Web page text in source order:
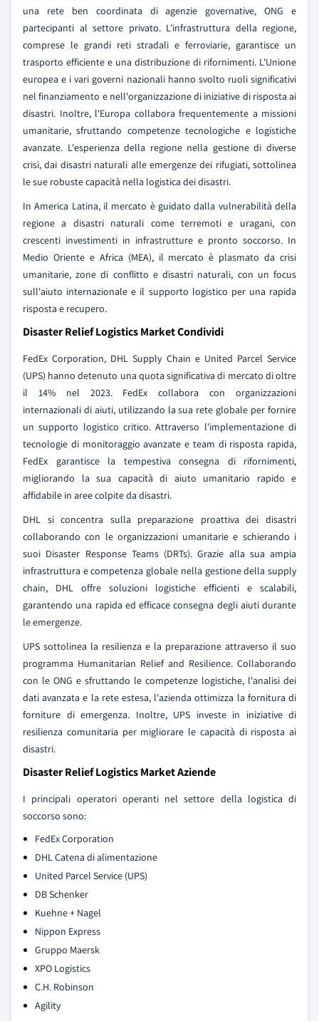
una rete ben coordinata di agenzie governative, ONG e
partecipanti al settore privato. L'infrastruttura della regione,
comprese le grandi reti stradali e ferroviarie, garantisce un
trasporto efficiente e una distribuzione di rifornimenti. L'Unione
europea e i vari governi nazionali hanno svolto ruoli significativi
nel finanziamento e nell'organizzazione di iniziative di risposta ai
disastri. Inoltre, l'Europa collabora frequentemente a missioni
umanitarie, sfruttando competenze tecnologiche e logistiche
avanzate. L'esperienza della regione nella gestione di diverse
crisi, dai disastri naturali alle emergenze dei rifugiati, sottolinea
le sue robuste capacità nella logistica dei disastri.
In America Latina, il mercato è guidato dalla vulnerabilità della
regione a disastri naturali come terremoti e uragani, con
crescenti investimenti in infrastrutture e pronto soccorso. In
Medio Oriente e Africa (MEA), il mercato è plasmato da crisi
umanitarie, zone di conflitto e disastri naturali, con un focus
sull'aiuto internazionale e il supporto logistico per una rapida
risposta e recupero.
Disaster Relief Logistics Market Condividi
FedEx Corporation, DHL Supply Chain e United Parcel Service
(UPS) hanno detenuto una quota significativa di mercato di oltre
il 14% nel 2023. FedEx collabora con organizzazioni
internazionali di aiuti, utilizzando la sua rete globale per fornire
un supporto logistico critico. Attraverso l'implementazione di
tecnologie di monitoraggio avanzate e team di risposta rapida,
FedEx garantisce la tempestiva consegna di rifornimenti,
migliorando la sua capacità di aiuto umanitario rapido e
affidabile in aree colpite da disastri.
DHL si concentra sulla preparazione proattiva dei disastri
collaborando con le organizzazioni umanitarie e schierando i
suoi Disaster Response Teams (DRTs). Grazie alla sua ampia
infrastruttura e competenza globale nella gestione della supply
chain, DHL offre soluzioni logistiche efficienti e scalabili,
garantendo una rapida ed efficace consegna degli aiuti durante
le emergenze.
UPS sottolinea la resilienza e la preparazione attraverso il suo
programma Humanitarian Relief and Resilience. Collaborando
con le ONG e sfruttando le competenze logistiche, l'analisi dei
dati avanzata e la rete estesa, l'azienda ottimizza la fornitura di
forniture di emergenza. Inoltre, UPS investe in iniziative di
resilienza comunitaria per migliorare le capacità di risposta ai
disastri.
Disaster Relief Logistics Market Aziende
I principali operatori operanti nel settore della logistica di
soccorso sono:
FedEx Corporation
DHL Catena di alimentazione
United Parcel Service (UPS)
DB Schenker
Kuehne + Nagel
Nippon Express
Gruppo Maersk
XPO Logistics
C.H. Robinson
Agility